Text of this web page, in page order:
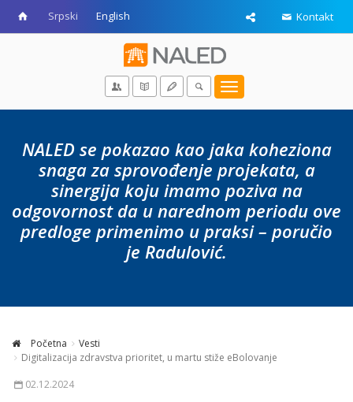
Srpski English Kontakt
Toggle
navigation
NALED se pokazao kao jaka koheziona
snaga za sprovođenje projekata, a
sinergija koju imamo poziva na
odgovornost da u narednom periodu ove
predloge primenimo u praksi – poručio
je Radulović.
Početna
Vesti
Digitalizacija zdravstva prioritet, u martu stiže eBolovanje
02.12.2024